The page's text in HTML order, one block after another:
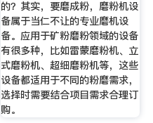
的？其实，要磨成粉，磨粉机设
备属于当仁不让的专业磨机设
备。应用于矿粉磨粉领域的设备
有很多种，比如雷蒙磨粉机、立
式磨粉机、超细磨粉机等，这些
设备都适用于不同的粉磨需求，
选择时需要结合项目需求合理订
购。